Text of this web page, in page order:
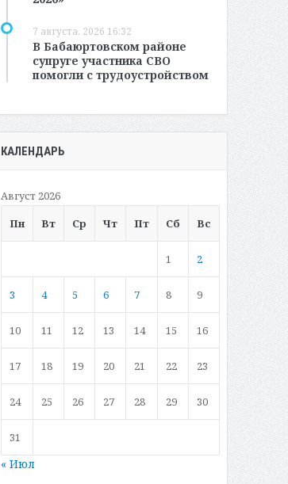
7 августа, 2026 16:32
В Бабаюртовском районе
супруге участника СВО
помогли с трудоустройством
КАЛЕНДАРЬ
Август 2026
Пн
Вт Ср Чт Пт Сб Вс
1 2
3 4 5 6 7 8 9
10 11 12 13 14 15 16
17 18 19 20 21 22 23
24 25 26 27 28 29 30
31
« Июл